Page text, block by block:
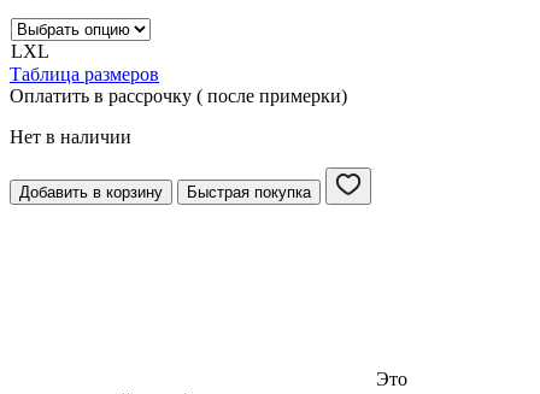
LXL
Таблица размеров
Оплатить в рассрочку ( после примерки)
Нет в наличии
Добавить в корзину Быстрая покупка
Это